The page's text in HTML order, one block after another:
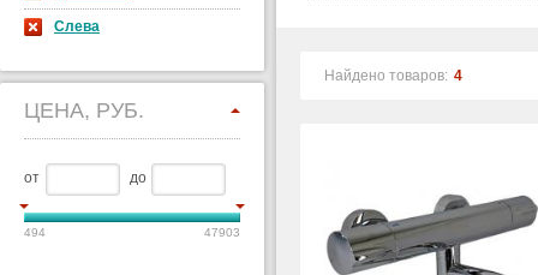
Слева
ЦЕНА, РУБ.
от до
494 47903
Найдено товаров: 4